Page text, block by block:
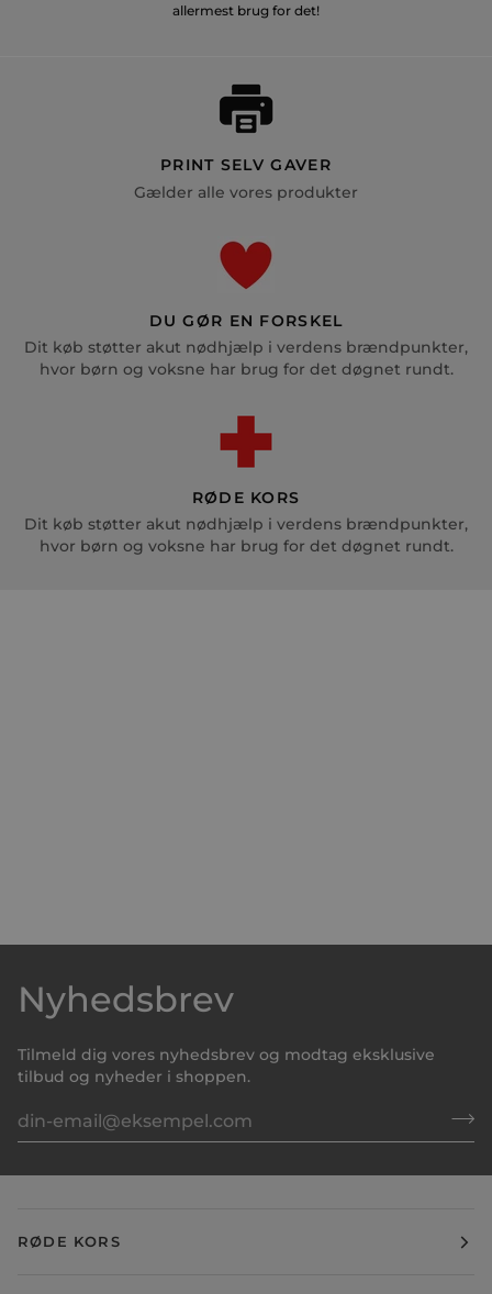
allermest brug for det!
PRINT SELV GAVER
Gælder alle vores produkter
DU GØR EN FORSKEL
Dit køb støtter akut nødhjælp i verdens brændpunkter,
hvor børn og voksne har brug for det døgnet rundt.
RØDE KORS
Dit køb støtter akut nødhjælp i verdens brændpunkter,
hvor børn og voksne har brug for det døgnet rundt.
Nyhedsbrev
Tilmeld dig vores nyhedsbrev og modtag eksklusive
tilbud og nyheder i shoppen.
RØDE KORS